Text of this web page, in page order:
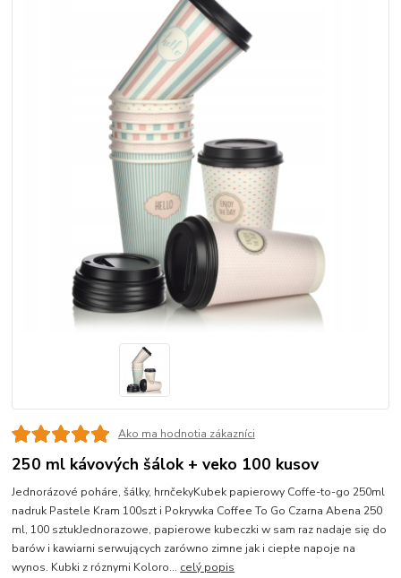
Ako ma hodnotia zákazníci
250 ml kávových šálok + veko 100 kusov
Jednorázové poháre, šálky, hrnčekyKubek papierowy Coffe-to-go 250ml
nadruk Pastele Kram 100szt i Pokrywka Coffee To Go Czarna Abena 250
ml, 100 sztukJednorazowe, papierowe kubeczki w sam raz nadaje się do
barów i kawiarni serwujących zarówno zimne jak i ciepłe napoje na
wynos. Kubki z róznymi Koloro... celý popis